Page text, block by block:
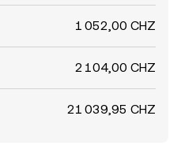
1 052,00 CHZ
2 104,00 CHZ
21 039,95 CHZ